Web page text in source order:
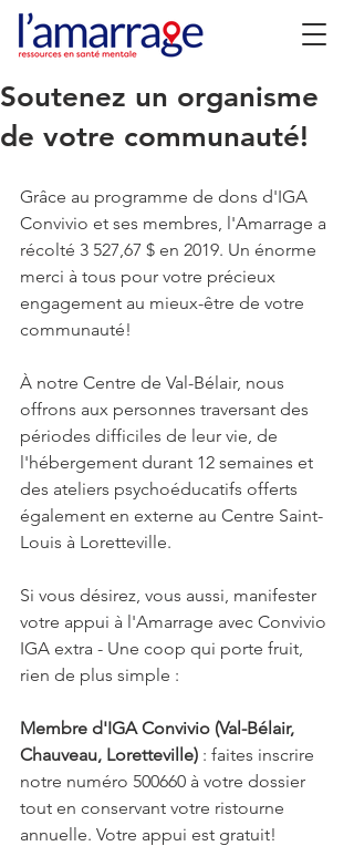
Soutenez un organisme
de votre communauté!
Grâce au programme de dons d'IGA
Convivio et ses membres, l'Amarrage a
récolté 3 527,67 $ en 2019. Un énorme
merci à tous pour votre précieux
engagement au mieux-être de votre
communauté!
À notre Centre de Val-Bélair, nous
offrons aux personnes traversant des
périodes difficiles de leur vie, de
l'hébergement durant 12 semaines et
des ateliers psychoéducatifs offerts
également en externe au Centre Saint-
Louis à Loretteville.
Si vous désirez, vous aussi, manifester
votre appui à l'Amarrage avec Convivio
IGA extra - Une coop qui porte fruit,
rien de plus simple :
Membre d'IGA Convivio (Val-Bélair,
Chauveau, Loretteville) : faites inscrire
notre numéro 500660 à votre dossier
tout en conservant votre ristourne
annuelle. Votre appui est gratuit!